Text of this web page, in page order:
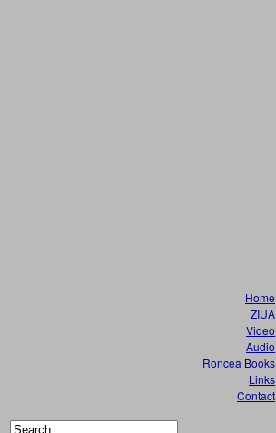
Home
ZIUA
Video
Audio
Roncea Books
Links
Contact